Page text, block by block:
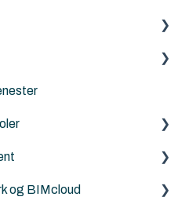
for studenter, lærere
og BIMcloud